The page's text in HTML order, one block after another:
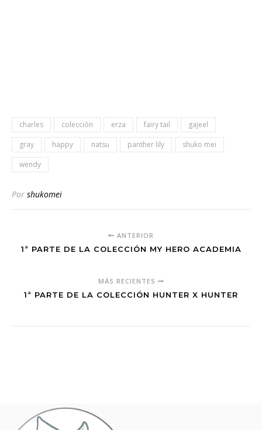
charles colección erza fairy tail
gajeel
gray
happy natsu panther lily
shuko mei
wendy
Por shukomei
ANTERIOR
1ª PARTE DE LA COLECCIÓN MY HERO ACADEMIA
MÁS RECIENTES
1ª PARTE DE LA COLECCIÓN HUNTER X HUNTER